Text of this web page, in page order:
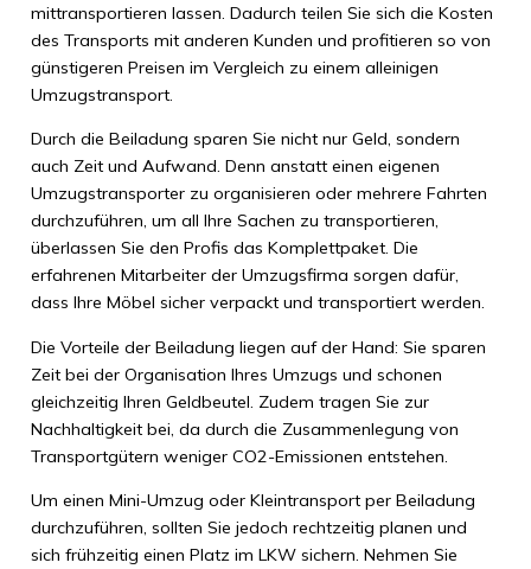
mittransportieren lassen. Dadurch teilen Sie sich die Kosten
des Transports mit anderen Kunden und profitieren so von
günstigeren Preisen im Vergleich zu einem alleinigen
Umzugstransport.
Durch die Beiladung sparen Sie nicht nur Geld, sondern
auch Zeit und Aufwand. Denn anstatt einen eigenen
Umzugstransporter zu organisieren oder mehrere Fahrten
durchzuführen, um all Ihre Sachen zu transportieren,
überlassen Sie den Profis das Komplettpaket. Die
erfahrenen Mitarbeiter der Umzugsfirma sorgen dafür,
dass Ihre Möbel sicher verpackt und transportiert werden.
Die Vorteile der Beiladung liegen auf der Hand: Sie sparen
Zeit bei der Organisation Ihres Umzugs und schonen
gleichzeitig Ihren Geldbeutel. Zudem tragen Sie zur
Nachhaltigkeit bei, da durch die Zusammenlegung von
Transportgütern weniger CO2-Emissionen entstehen.
Um einen Mini-Umzug oder Kleintransport per Beiladung
durchzuführen, sollten Sie jedoch rechtzeitig planen und
sich frühzeitig einen Platz im LKW sichern. Nehmen Sie